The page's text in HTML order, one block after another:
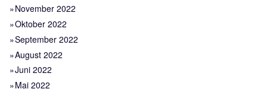
November 2022
Oktober 2022
September 2022
August 2022
Juni 2022
Mai 2022